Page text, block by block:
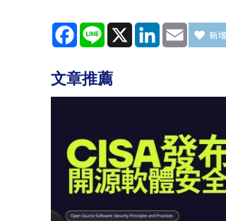
Facebook
Line X LinkedInEmail
文章推薦